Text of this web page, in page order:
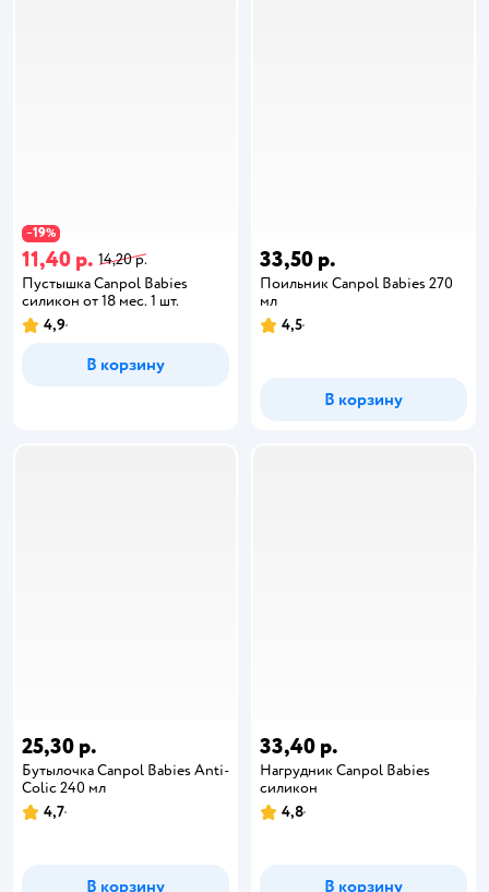
−19%
11,40 р. 14,20 р.
Пустышка Canpol Babies
силикон от 18 мес. 1 шт.
4,9
В корзину
33,50 р.
Поильник Canpol Babies 270
мл
4,5
В корзину
25,30 р.
Бутылочка Canpol Babies Anti-
Colic 240 мл
4,7
В корзину
33,40 р.
Нагрудник Canpol Babies
силикон
4,8
В корзину